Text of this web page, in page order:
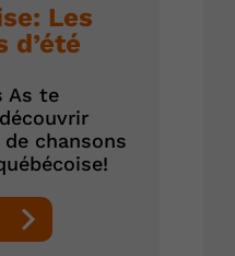
Les
d’été
As te
chansons